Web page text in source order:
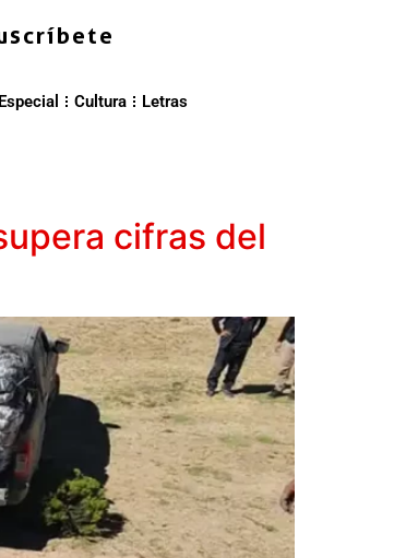
Especial Cultura Letras
cifras del